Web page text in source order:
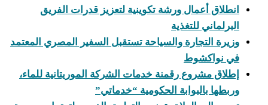
انطلاق أعمال ورشة تكوينية لتعزيز قدرات الفريق
البرلماني للتغذية
وزيرة التجارة والسياحة تستقبل السفير المصري المعتمد
في نواكشوط
إطلاق مشروع رقمنة خدمات الشركة الموريتانية للماء،
وربطها بالبوابة الحكومية “خدماتي”